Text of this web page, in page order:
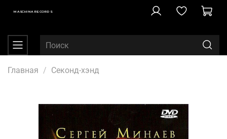
MASCHINA RECORDS
Главная Секонд-хэнд